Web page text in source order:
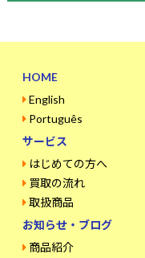
HOME
English
Português
サービス
はじめての方へ
買取の流れ
取扱商品
お知らせ・ブログ
商品紹介